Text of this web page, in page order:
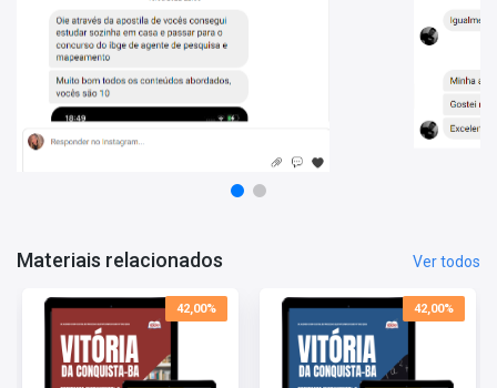
Informática, reforçando as disciplinas básicas mais cobradas no
concurso.
Porque escolher o Combo Prefeitura de Vitória da Conquista -
BA 2026 -
:
- 2 produtos atualizados;
Conquista - BA 2026:
Vagas: 3 vagas
Inscrições: De 16/04/2026 a 07/05/2026
Salário: R$ 2.359,00
Materiais relacionados Ver todos
42,00% 42,00%